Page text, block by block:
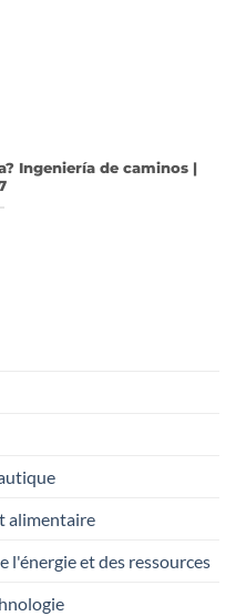
Ingeniería de caminos |
alimentaire
l'énergie et des ressources